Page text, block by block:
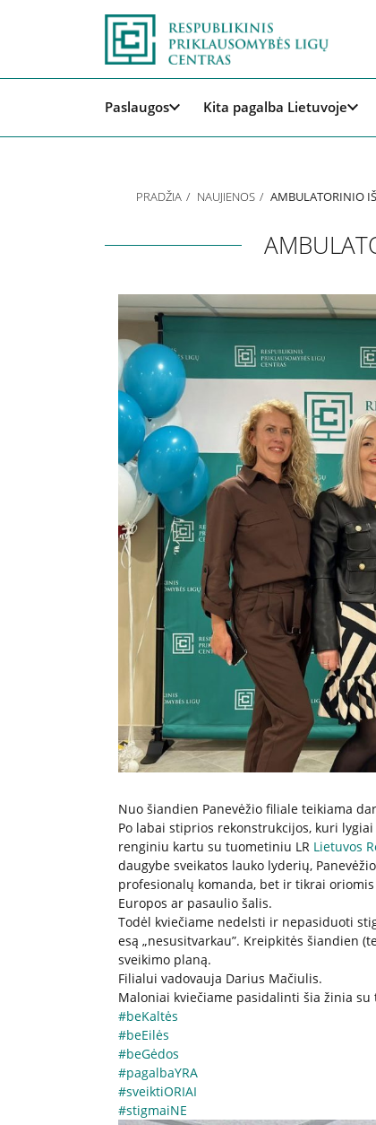
Paslaugos Kita pagalba Lietuvoje
PRADŽIA NAUJIENOS AMBULATORINIO
Nuo šiandien Panevėžio filiale teikiama
Po labai stiprios rekonstrukcijos, kuri
renginiu kartu su tuometiniu LR Lietuvos
daugybe sveikatos lauko lyderių,
profesionalų komanda, bet ir tikrai
Europos ar pasaulio šalis.
Todėl kviečiame nedelsti ir nepasiduoti
esą „nesusitvarkau”. Kreipkitės šiandien
sveikimo planą.
Filialui vadovauja Darius Mačiulis.
Maloniai kviečiame pasidalinti šia žinia su
#beKaltės
#beEilės
#beGėdos
#pagalbaYRA
#sveiktiORIAI
#stigmaiNE